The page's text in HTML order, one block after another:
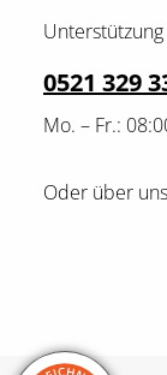
0521 329
Mo. – Fr.:
Oder über